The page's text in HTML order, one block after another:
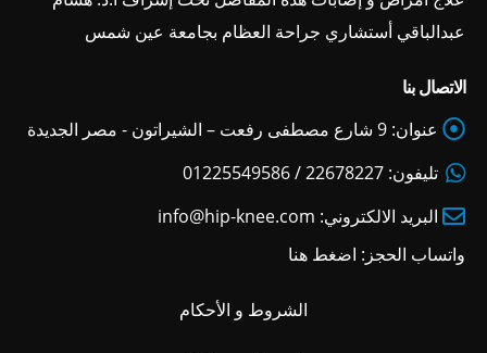
عبدالباقي أستشاري جراحة العظام بجامعة عين شمس
الاتصال بنا
عنوان: 9 شارع مصطفى رفعت – الشيراتون - مصر الجديدة
تليفون: 22678227 / 01225549586
البريد الالكتروني: info@hip-knee.com
واتساب الحجز: اضغط هنا
الشروط و الأحكام